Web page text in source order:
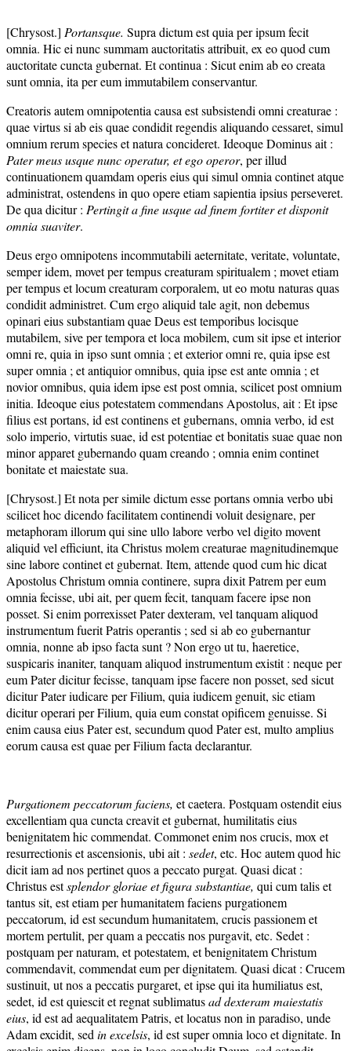
[Chrysost.] Portansque. Supra dictum est quia per ipsum fecit
omnia. Hic ei nunc summam auctoritatis attribuit, ex eo quod cum
auctoritate cuncta gubernat. Et continua : Sicut enim ab eo creata
sunt omnia, ita per eum immutabilem conservantur.
Creatoris autem omnipotentia causa est subsistendi omni creaturae :
quae virtus si ab eis quae condidit regendis aliquando cessaret, simul
omnium rerum species et natura concideret. Ideoque Dominus ait :
Pater meus usque nunc operatur, et ego operor, per illud
continuationem quamdam operis eius qui simul omnia continet atque
administrat, ostendens in quo opere etiam sapientia ipsius perseveret.
De qua dicitur : Pertingit a fine usque ad finem fortiter et disponit
omnia suaviter.
Deus ergo omnipotens incommutabili aeternitate, veritate, voluntate,
semper idem, movet per tempus creaturam spiritualem ; movet etiam
per tempus et locum creaturam corporalem, ut eo motu naturas quas
condidit administret. Cum ergo aliquid tale agit, non debemus
opinari eius substantiam quae Deus est temporibus locisque
mutabilem, sive per tempora et loca mobilem, cum sit ipse et interior
omni re, quia in ipso sunt omnia ; et exterior omni re, quia ipse est
super omnia ; et antiquior omnibus, quia ipse est ante omnia ; et
novior omnibus, quia idem ipse est post omnia, scilicet post omnium
initia. Ideoque eius potestatem commendans Apostolus, ait : Et ipse
filius est portans, id est continens et gubernans, omnia verbo, id est
solo imperio, virtutis suae, id est potentiae et bonitatis suae quae non
minor apparet gubernando quam creando ; omnia enim continet
bonitate et maiestate sua.
[Chrysost.] Et nota per simile dictum esse portans omnia verbo ubi
scilicet hoc dicendo facilitatem continendi voluit designare, per
metaphoram illorum qui sine ullo labore verbo vel digito movent
aliquid vel efficiunt, ita Christus molem creaturae magnitudinemque
sine labore continet et gubernat. Item, attende quod cum hic dicat
Apostolus Christum omnia continere, supra dixit Patrem per eum
omnia fecisse, ubi ait, per quem fecit, tanquam facere ipse non
posset. Si enim porrexisset Pater dexteram, vel tanquam aliquod
instrumentum fuerit Patris operantis ; sed si ab eo gubernantur
omnia, nonne ab ipso facta sunt ? Non ergo ut tu, haeretice,
suspicaris inaniter, tanquam aliquod instrumentum existit : neque per
eum Pater dicitur fecisse, tanquam ipse facere non posset, sed sicut
dicitur Pater iudicare per Filium, quia iudicem genuit, sic etiam
dicitur operari per Filium, quia eum constat opificem genuisse. Si
enim causa eius Pater est, secundum quod Pater est, multo amplius
eorum causa est quae per Filium facta declarantur.
Purgationem peccatorum faciens, et caetera. Postquam ostendit eius
excellentiam qua cuncta creavit et gubernat, humilitatis eius
benignitatem hic commendat. Commonet enim nos crucis, mox et
resurrectionis et ascensionis, ubi ait : sedet, etc. Hoc autem quod hic
dicit iam ad nos pertinet quos a peccato purgat. Quasi dicat :
Christus estsplendor gloriae et figura substantiae, qui cum talis et
tantus sit, est etiam per humanitatem faciens purgationem
peccatorum, id est secundum humanitatem, crucis passionem et
mortem pertulit, per quam a peccatis nos purgavit, etc. Sedet :
postquam per naturam, et potestatem, et benignitatem Christum
commendavit, commendat eum per dignitatem. Quasi dicat : Crucem
sustinuit, ut nos a peccatis purgaret, et ipse qui ita humiliatus est,
sedet, id est quiescit et regnat sublimatusad dexteram maiestatis
eius, id est ad aequalitatem Patris, et locatus non in paradiso, unde
Adam excidit, sed in excelsis, id est super omnia loco et dignitate. In